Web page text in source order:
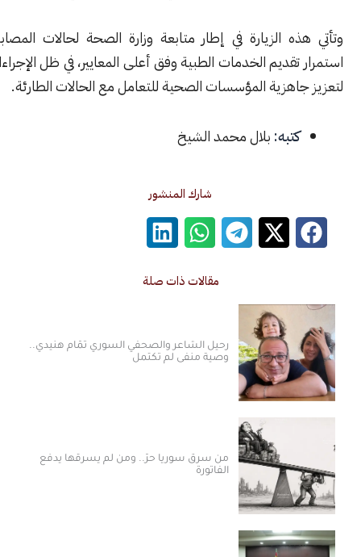
الزيارة في إطار متابعة وزارة الصحة لحالات المصابين وضمان
الخدمات الطبية وفق أعلى المعايير، في ظل الإجراءات المتخذة
المؤسسات الصحية للتعامل مع الحالات الطارئة.
بلال محمد الشيخ
شارك المنشور
مقالات ذات صلة
رحيل الشاعر والصحفي السوري تمّام هنيدي..
وصية منفى لم تكتمل
من سرق سوريا حرّ.. ومن لم يسرقها يدفع
الفاتورة